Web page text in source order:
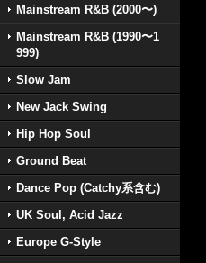
Mainstream R&B (2000〜)
Mainstream R&B (1990〜1
999)
Slow Jam
New Jack Swing
Hip Hop Soul
Ground Beat
Dance Pop (Catchy系含む)
UK Soul, Acid Jazz
Europe G-Style